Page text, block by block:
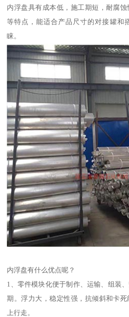
内浮盘具有成本低，施工期短，耐腐
等特点，能适合产品尺寸的对接罐和
睐。
内浮盘有什么优点呢？
1、零件模块化便于制作、运输、组装
期。浮力大，稳定性强，抗倾斜和卡
上行走。